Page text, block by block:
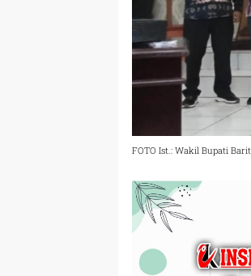
FOTO Ist.: Wakil Bupati